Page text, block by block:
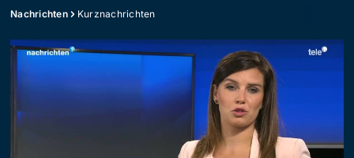
Nachrichten Kurznachrichten